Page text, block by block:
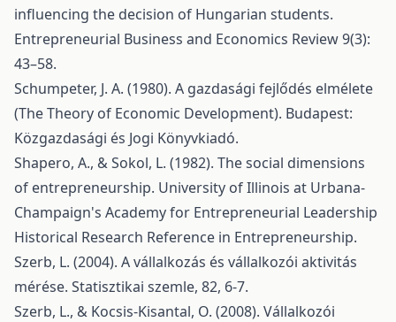
influencing the decision of Hungarian students.
Entrepreneurial Business and Economics Review 9(3):
43–58.
Schumpeter, J. A. (1980). A gazdasági fejlődés elmélete
(The Theory of Economic Development). Budapest:
Közgazdasági és Jogi Könyvkiadó.
Shapero, A., & Sokol, L. (1982). The social dimensions
of entrepreneurship. University of Illinois at Urbana-
Champaign's Academy for Entrepreneurial Leadership
Historical Research Reference in Entrepreneurship.
Szerb, L. (2004). A vállalkozás és vállalkozói aktivitás
mérése. Statisztikai szemle, 82, 6-7.
Szerb, L., & Kocsis-Kisantal, O. (2008). Vállalkozói